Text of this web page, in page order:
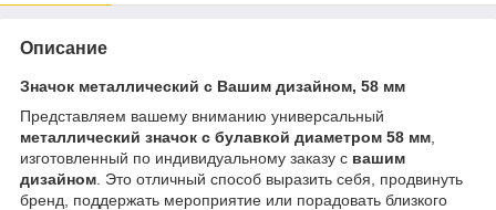
Описание
Значок металлический с Вашим дизайном, 58 мм
Представляем вашему вниманию универсальный
металлический значок с булавкой диаметром 58 мм
изготовленный по индивидуальному заказу с вашим
дизайном . Это отличный способ выразить себя, продвинуть
бренд, поддержать мероприятие или порадовать близкого